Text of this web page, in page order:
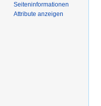
Seiten­­informationen
Attribute anzeigen